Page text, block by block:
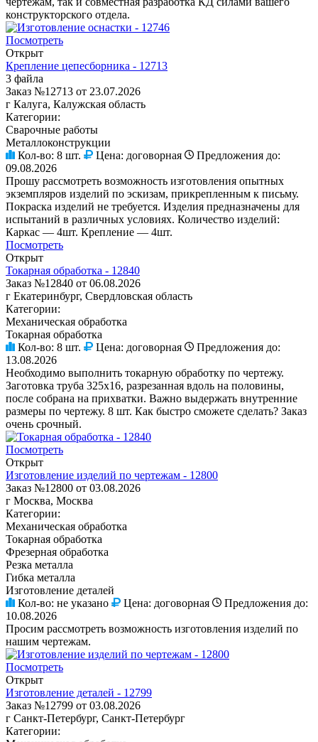
конструкторского отдела.
Посмотреть
Открыт
Крепление цепесборника - 12713
3 файла
Заказ №12713 от 23.07.2026
г Калуга, Калужская область
Категории:
Сварочные работы
Металлоконструкции
Кол-во: 8 шт. Цена: договорная
Предложения до:
09.08.2026
Прошу рассмотреть возможность изготовления опытных
экземпляров изделий по эскизам, прикрепленным к письму.
Покраска изделий не требуется. Изделия предназначены для
испытаний в различных условиях. Количество изделий:
Каркас — 4шт. Крепление — 4шт.
Посмотреть
Открыт
Токарная обработка - 12840
Заказ №12840 от 06.08.2026
г Екатеринбург, Свердловская область
Категории:
Механическая обработка
Токарная обработка
Кол-во: 8 шт. Цена: договорная
Предложения до:
13.08.2026
Необходимо выполнить токарную обработку по чертежу.
Заготовка труба 325х16, разрезанная вдоль на половины,
после собрана на прихватки. Важно выдержать внутренние
размеры по чертежу. 8 шт. Как быстро сможете сделать? Заказ
очень срочный.
Посмотреть
Открыт
Изготовление изделий по чертежам - 12800
Заказ №12800 от 03.08.2026
г Москва, Москва
Категории:
Механическая обработка
Токарная обработка
Фрезерная обработка
Резка металла
Гибка металла
Изготовление деталей
Кол-во: не указано Цена: договорная
Предложения до:
10.08.2026
Просим рассмотреть возможность изготовления изделий по
нашим чертежам.
Посмотреть
Открыт
Изготовление деталей - 12799
Заказ №12799 от 03.08.2026
г Санкт-Петербург, Санкт-Петербург
Категории: